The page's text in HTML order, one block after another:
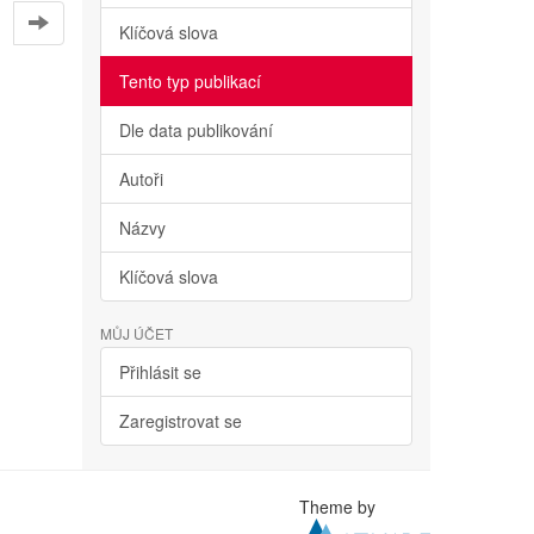
Klíčová slova
Tento typ publikací
Dle data publikování
Autoři
Názvy
Klíčová slova
MŮJ ÚČET
Přihlásit se
Zaregistrovat se
Theme by